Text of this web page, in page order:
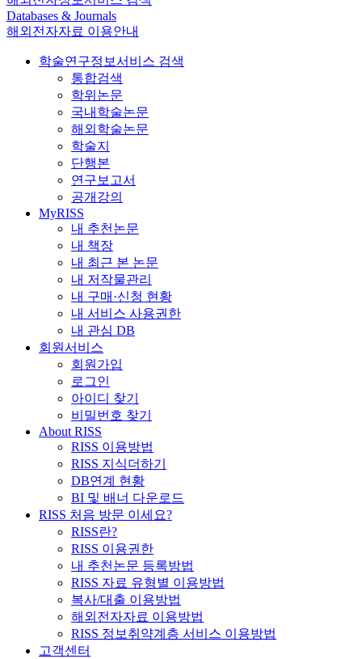
Databases & Journals
해외전자자료 이용안내
학술연구정보서비스 검색
통합검색
학위논문
국내학술논문
해외학술논문
학술지
단행본
연구보고서
공개강의
MyRISS
내 추천논문
내 책장
내 최근 본 논문
내 저작물관리
내 구매·신청 현황
내 서비스 사용권한
내 관심 DB
회원서비스
회원가입
로그인
아이디 찾기
비밀번호 찾기
About RISS
RISS 이용방법
RISS 지식더하기
DB연계 현황
BI 및 배너 다운로드
RISS 처음 방문 이세요?
RISS란?
RISS 이용권한
내 추천논문 등록방법
RISS 자료 유형별 이용방법
복사/대출 이용방법
해외전자자료 이용방법
RISS 정보취약계층 서비스 이용방법
고객센터